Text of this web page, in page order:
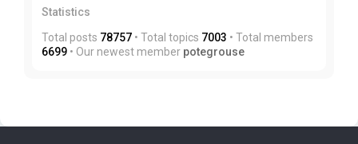
Statistics
Total posts 78757 • Total topics 7003 • Total members
6699 • Our newest member potegrouse